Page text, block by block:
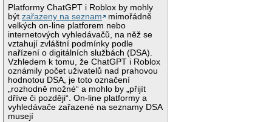
Platformy ChatGPT i Roblox by mohly
býtzařazeny na seznam
mimořádně
velkých on-line platforem nebo
internetových vyhledávačů, na něž se
vztahují zvláštní podmínky podle
nařízení o digitálních službách (DSA).
Vzhledem k tomu, že ChatGPT i Roblox
oznámily počet uživatelů nad prahovou
hodnotou DSA, je toto označení
„rozhodně možné“ a mohlo by „přijít
dříve či později“. On-line platformy a
vyhledávače zařazené na seznamy DSA
musejí